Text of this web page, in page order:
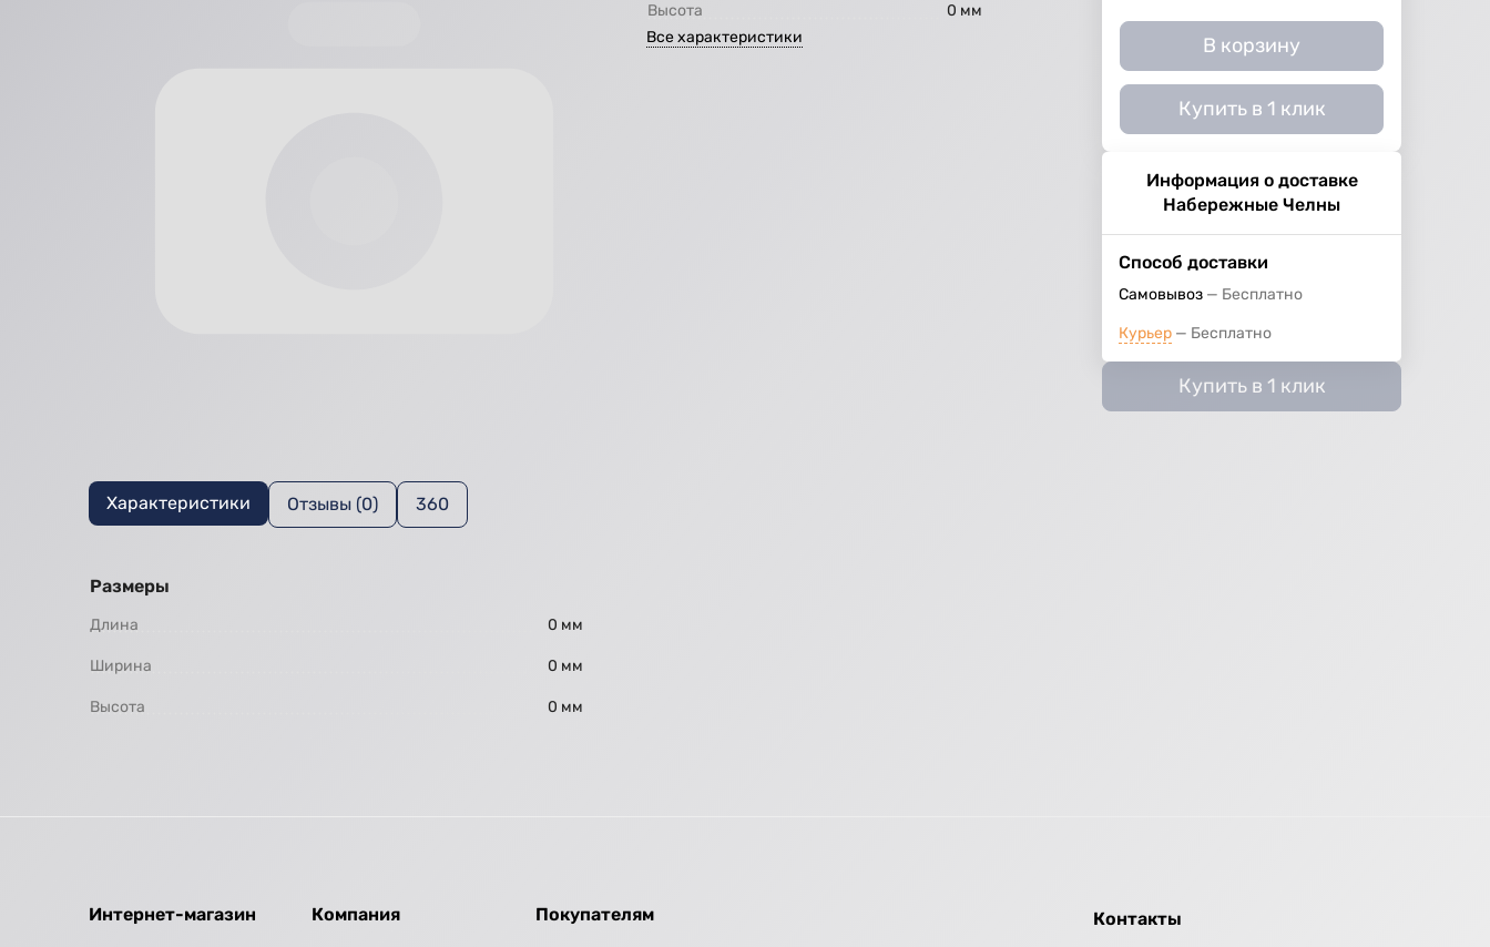
Высота
0 мм
Все характеристики
В корзину
Купить в 1 клик
Информация о доставке
Набережные Челны
Способ доставки
Самовывоз Бесплатно
Курьер Бесплатно
Купить в 1 клик
Характеристики Отзывы (0) 360
Размеры
Длина 0 мм
Ширина 0 мм
Высота 0 мм
Интернет-магазин
Компания
Покупателям
Контакты